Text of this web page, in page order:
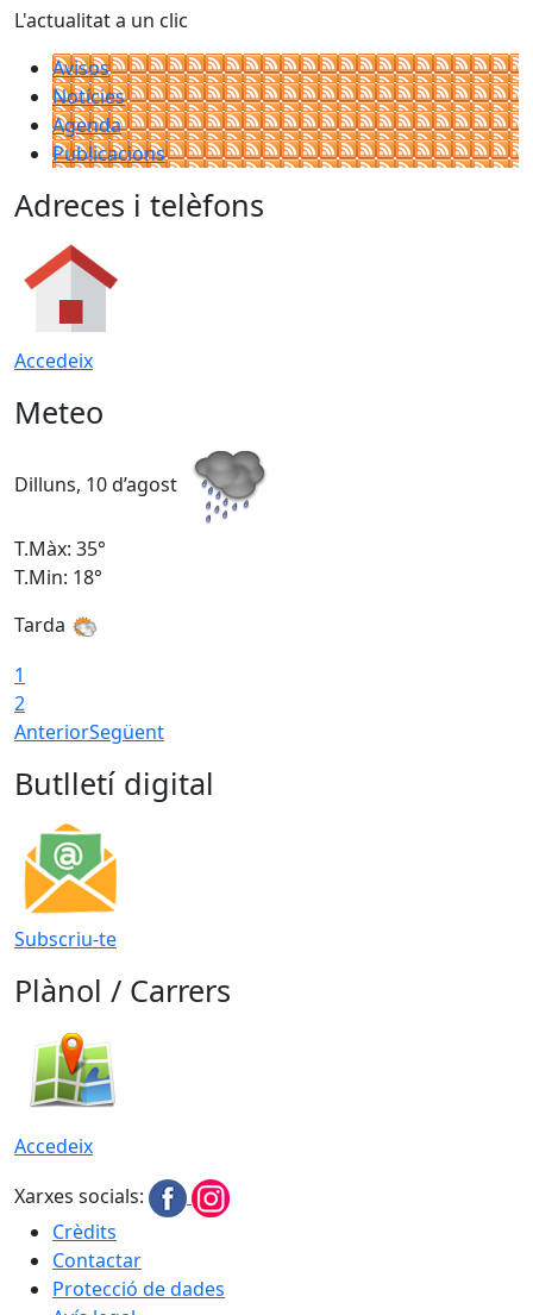
L'actualitat a un clic
Avisos
Notícies
Agenda
Publicacions
Adreces i telèfons
Accedeix
Meteo
Dilluns, 10 d’agost
T.Màx: 35°
T.Min: 18°
Tarda
1
2
AnteriorSegüent
Butlletí digital
Subscriu-te
Plànol / Carrers
Accedeix
Xarxes socials:
Crèdits
Contactar
Protecció de dades